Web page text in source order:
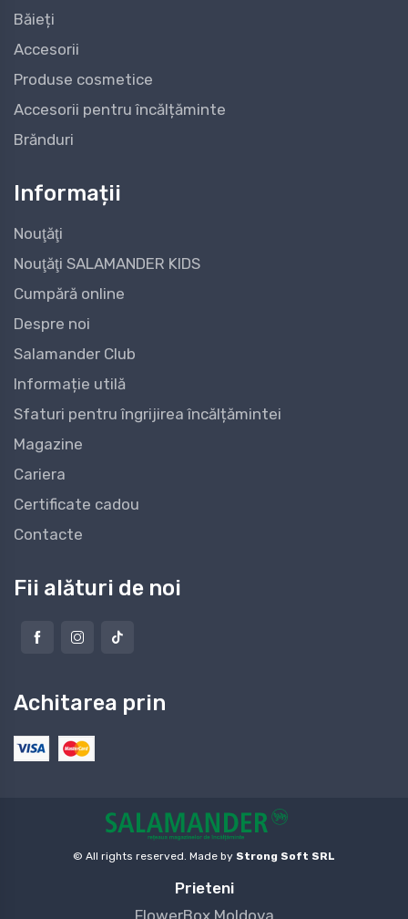
Băieți
Accesorii
Produse cosmetice
Accesorii pentru încălțăminte
Brănduri
Informații
Nouţăţi
Nouţăţi SALAMANDER KIDS
Cumpără online
Despre noi
Salamander Club
Informație utilă
Sfaturi pentru îngrijirea încălțămintei
Magazine
Cariera
Certificate cadou
Contacte
Fii alături de noi
Achitarea prin
© All rights reserved. Made by Strong Soft SRL
Prieteni